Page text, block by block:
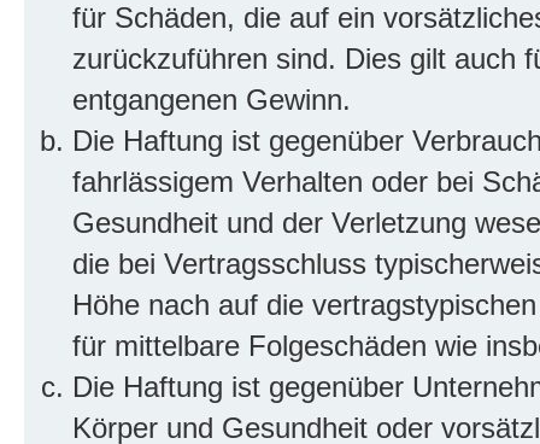
für Schäden, die auf ein
zurückzuführen sind. Dies gilt auch
entgangenen Gewinn.
Die Haftung ist gegenüber
fahrlässigem Verhalten oder bei
Gesundheit und der Verletzung
die bei Vertragsschluss
Höhe nach auf die
für mittelbare Folgeschäden wie
Die Haftung ist gegenüber
Körper und Gesundheit oder